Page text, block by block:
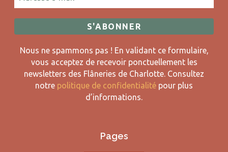
Nous ne spammons pas ! En validant ce formulaire,
vous acceptez de recevoir ponctuellement les
newsletters des Flâneries de Charlotte. Consultez
notre politique de confidentialité pour plus
d’informations.
Pages